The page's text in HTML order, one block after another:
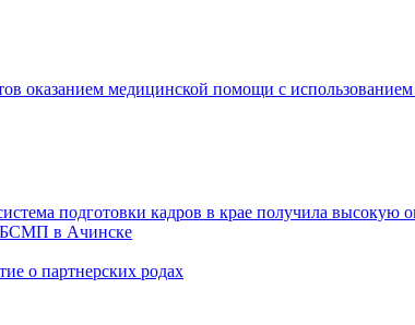
оказанием медицинской помощи с
подготовки кадров в крае получила высокую
БСМП в Ачинске
о партнерских родах